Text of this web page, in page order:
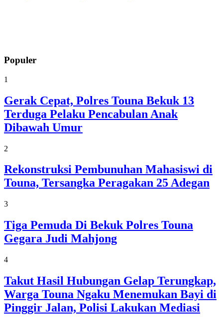
Populer
1
Gerak Cepat, Polres Touna Bekuk 13
Terduga Pelaku Pencabulan Anak
Dibawah Umur
2
Rekonstruksi Pembunuhan Mahasiswi di
Touna, Tersangka Peragakan 25 Adegan
3
Tiga Pemuda Di Bekuk Polres Touna
Gegara Judi Mahjong
4
Takut Hasil Hubungan Gelap Terungkap,
Warga Touna Ngaku Menemukan Bayi di
Pinggir Jalan, Polisi Lakukan Mediasi